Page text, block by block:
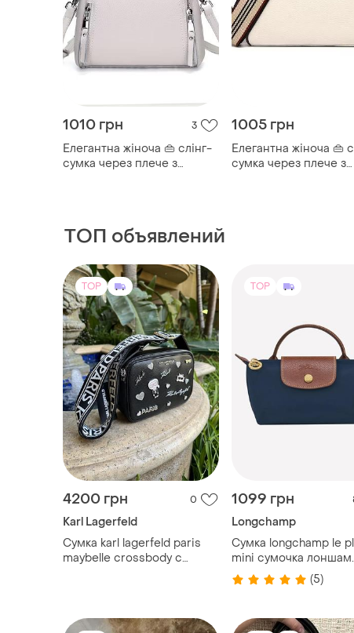
1010 грн 3
Елегантна жіноча 👜 слінг-
сумка через плече з
1005 грн
ТОП объявлений
4200 грн 0
Karl Lagerfeld
Сумка karl lagerfeld paris
maybelle crossbody с
декоративными значками и
фирменным ремнем
1099 грн
Longchamp
TOP TOP